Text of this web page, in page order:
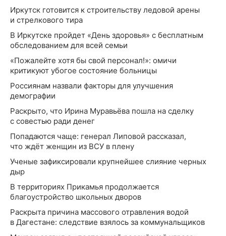
Иркутск готовится к строительству ледовой арены
и стрелкового тира
В Иркутске пройдет «День здоровья» с бесплатным
обследованием для всей семьи
«Пожалейте хотя бы свой персонал!»: омичи
критикуют убогое состояние больницы
Россиянам назвали факторы для улучшения
демографии
Раскрыто, что Ирина Муравьёва пошла на сделку
с совестью ради денег
Попадаются чаще: генерал Липовой рассказал,
что ждёт женщин из ВСУ в плену
Ученые зафиксировали крупнейшее слияние черных
дыр
В территориях Прикамья продолжается
благоустройство школьных дворов
Раскрыта причина массового отравления водой
в Дагестане: следствие взялось за коммунальщиков